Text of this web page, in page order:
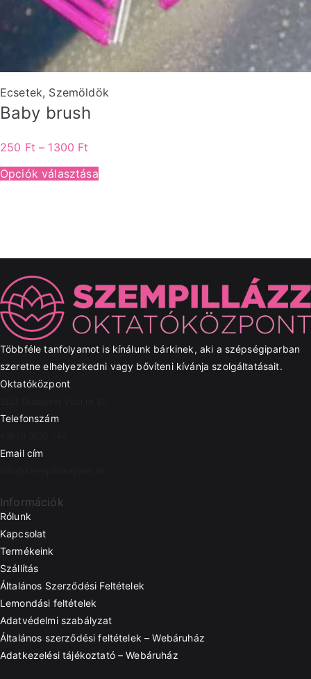
Ecsetek, Szemöldök
Baby brush
250 Ft – 1300 Ft
Opciók választása
Többféle tanfolyamot is kínálunk bárkinek, aki a szépségiparban
szeretne elhelyezkedni vagy bővíteni kívánja szolgáltatásait.
Oktatóközpont
Telefonszám
Email cím
Információk
Rólunk
Kapcsolat
Termékeink
Szállítás
Általános Szerződési Feltételek
Lemondási feltételek
Adatvédelmi szabályzat
Általános szerződési feltételek – Webáruház
Adatkezelési tájékoztató – Webáruház